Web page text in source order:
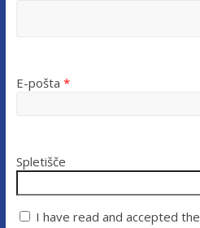
E-pošta *
Spletišče
I have read and accepted the